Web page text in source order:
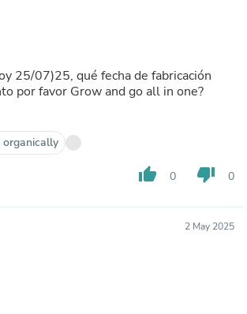
25/07)25, qué fecha de fabricación
por favor Grow and go all in one?
thumb_up 0 thumb_down 0
2 May 2025